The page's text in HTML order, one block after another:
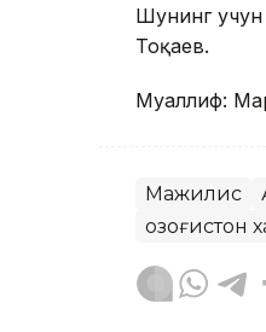
Шунинг
Тоқаев.
Муаллиф:
Мажилис
Қозоғистон